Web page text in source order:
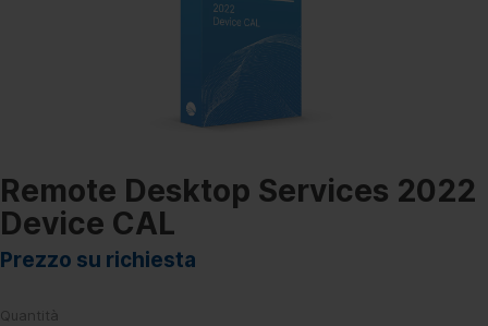
Remote Desktop Services 2022
Device CAL
Prezzo su richiesta
Quantità